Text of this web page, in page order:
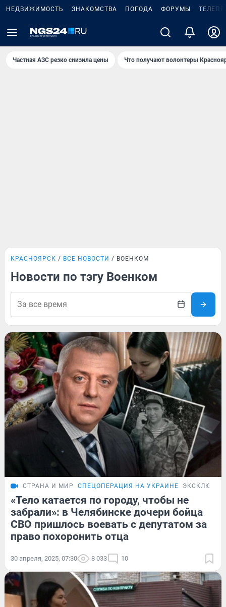
НЕДВИЖИМОСТЬ ЗНАКОМСТВА ПОГОДА ФОРУМЫ
Частная АЗС резко снизила цены Что получают волонтеры
КРАСНОЯРСК ВСЕ НОВОСТИ ВОЕНКОМ
Новости по тэгу Военком
СТРАНА И МИР СПЕЦОПЕРАЦИЯ НА УКРАИНЕ ЭКСКЛЮЗИВ
«Тело катается по городу, чтобы не
забрали»: в Челябинске дочери бойца
СВО пришлось воевать с депутатом за
право похоронить отца
30 апреля, 2025, 07:30 8 033 10